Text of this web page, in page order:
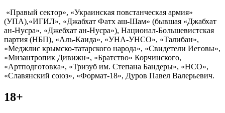
«Правый сектор», «Украинская повстанческая армия»
(УПА),«ИГИЛ», «Джабхат Фатх аш-Шам» (бывшая «Джабхат
ан-Нусра», «Джебхат ан-Нусра»), Национал-Большевистская
партия (НБП), «Аль-Каида», «УНА-УНСО», «Талибан»,
«Меджлис крымско-татарского народа», «Свидетели Иеговы»,
«Мизантропик Дивижн», «Братство» Корчинского,
«Артподготовка», «Тризуб им. Степана Бандеры», «НСО»,
«Славянский союз», «Формат-18», Дуров Павел Валерьевич.
18+